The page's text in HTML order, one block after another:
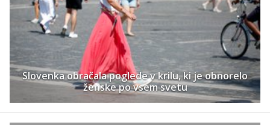
Slovenka obračala poglede v krilu, ki je obnorelo
ženske po vsem svetu